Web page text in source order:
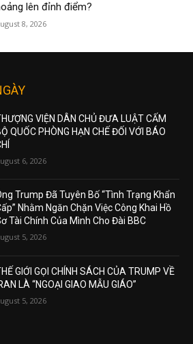
lên đỉnh điểm?
8, 2026
VIỆN DÂN CHỦ ĐƯA LUẬT CẤM
QUỐC PHÒNG HẠN CHẾ ĐỐI VỚI BÁO
6, 2026
Trump Đã Tuyên Bố “Tình Trạng Khẩn
Nhằm Ngăn Chặn Việc Công Khai Hồ
Tài Chính Của Mình Cho Đài BBC
5, 2026
GIỚI GỌI CHÍNH SÁCH CỦA TRUMP VỀ
LÀ “NGOẠI GIAO MẪU GIÁO”
5, 2026